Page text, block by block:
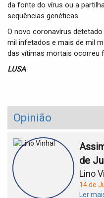
da fonte do vírus ou a
sequências genéticas.
O novo coronavírus
mil infetados e mais de mil
das vítimas mortais ocorreu
LUSA
Opinião
de
Lino
14 de
Ler